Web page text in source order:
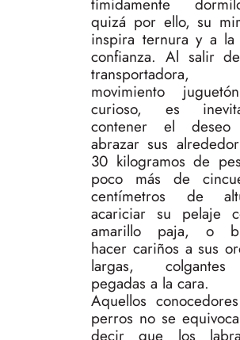
tímidamente
quizá por ello, su
inspira ternura y a la
confianza. Al salir
transportadora,
movimiento
curioso, es
contener el
abrazar sus
30 kilogramos de
poco más de
centímetros de
acariciar su pelaje
amarillo paja, o
hacer cariños a sus
largas,
pegadas a la cara.
Aquellos
perros no se